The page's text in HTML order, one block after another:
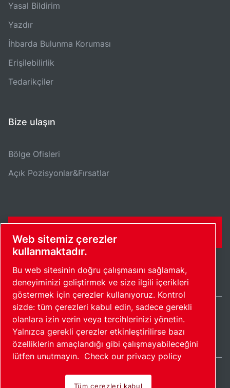
Yasal Bildirim
Yazdır
İhbarda Bulunma Koruması
Erişilebilirlik
Tedarikçiler
Bize ulaşın
Bölge Ofisleri
Açık Pozisyonlar&Fırsatlar
Site haritasıÇerezleri yönet© 2026 Telif Hakkı.
Turkey / TR
Web sitemiz çerezler
kullanmaktadır.
Bu web sitesinin doğru çalışmasını sağlamak,
deneyiminizi geliştirmek ve size ilgili içerikleri
göstermek için çerezler kullanıyoruz. Kontrol
sizde: tüm çerezleri kabul edin, sadece gerekli
olanlara izin verin veya tercihlerinizi yönetin.
Yalnızca gerekli çerezler etkinleştirilirse bazı
özelliklerin amaçlandığı gibi çalışmayabileceğini
lütfen unutmayın. Check our privacy policy
Tüm çerezleri kabul